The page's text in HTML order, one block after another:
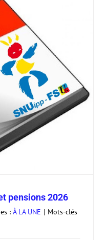
pensions 2026
: À LA UNE | Mots-clés